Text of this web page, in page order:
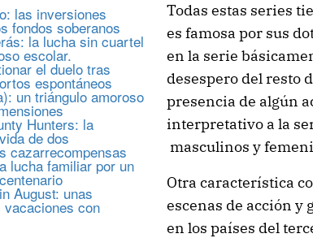
Todas estas series
es famosa por sus
en la serie
desespero del resto
presencia de algún
interpretativo a la
masculinos y
Otra característica
escenas de acción y
en los países del
las inversiones
fondos soberanos
la lucha sin cuartel
escolar.
el duelo tras
espontáneos
un triángulo amoroso
Hunters: la
de dos
cazarrecompensas
lucha familiar por un
August: unas
con